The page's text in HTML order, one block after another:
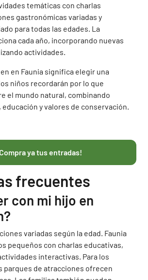
temáticas con charlas
gastronómicas variadas y
para todas las edades. La
cada año, incorporando nuevas
actividades.
en Faunia significa elegir una
niños recordarán por lo que
el mundo natural, combinando
y valores de conservación.
ya tus entradas!
frecuentes
con mi hijo en
variadas según la edad. Faunia
pequeños con charlas educativas,
interactivas. Para los
parques de atracciones ofrecen